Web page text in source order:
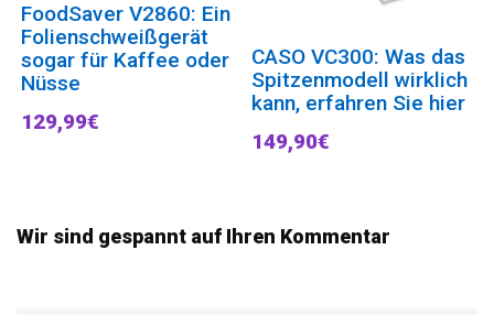
FoodSaver V2860: Ein
Folienschweißgerät
sogar für Kaffee oder
Nüsse
129,99€
CASO VC300: Was das
Spitzenmodell wirklich
kann, erfahren Sie hier
149,90€
Wir sind gespannt auf Ihren Kommentar